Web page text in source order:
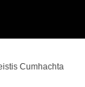
Cumhachta